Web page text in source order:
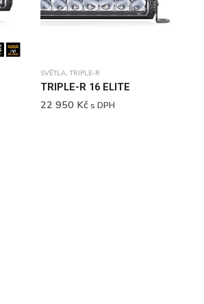
SVĚTLA,TRIPLE-R
TRIPLE-R 16 ELITE
22 950 Kčs DPH